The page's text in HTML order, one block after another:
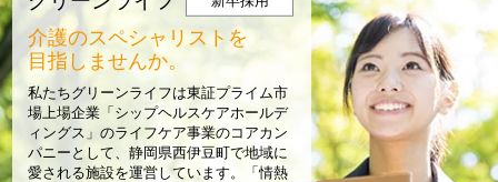
介護のスペシャリストを
目指しませんか。
私たちグリーンライフは東証プライム市
場上場企業「シップヘルスケアホールデ
ィングス」のライフケア事業のコアカン
パニーとして、静岡県西伊豆町で地域に
愛される施設を運営しています。「情熱